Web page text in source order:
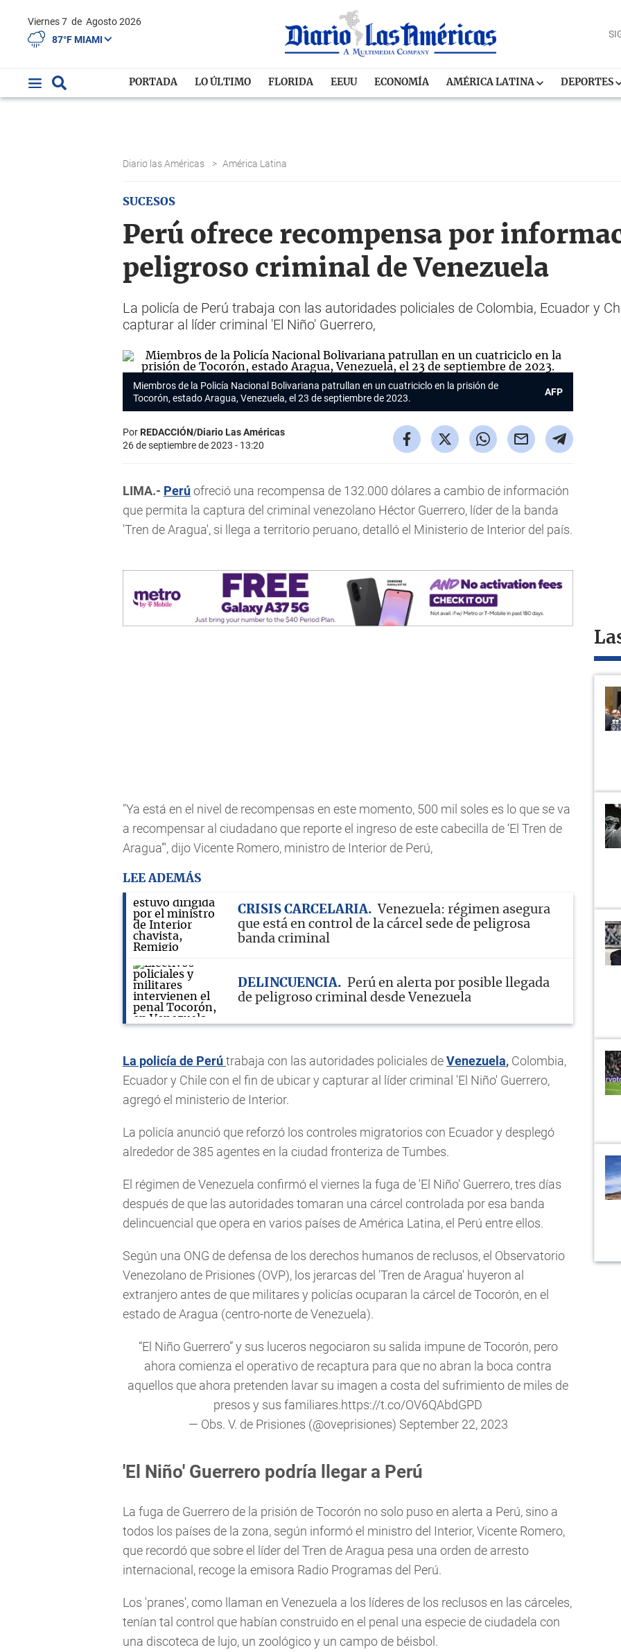
Viernes 7 de Agosto 2026
87°F MIAMI
PORTADA LO ÚLTIMO FLORIDA EEUU ECONOMÍA AMÉRICA LATINA DEPORTES
Diario las Américas > América Latina
SUCESOS
Perú ofrece recompensa por
peligroso criminal de Venezuela
La policía de Perú trabaja con las autoridades policiales de Colombia, Ecuador y
capturar al líder criminal 'El Niño' Guerrero,
Miembros de la Policía Nacional Bolivariana patrullan en un cuatriciclo en la prisión de
Tocorón, estado Aragua, Venezuela, el 23 de septiembre de 2023.
AFP
PorREDACCIÓN/Diario Las Américas
26 de septiembre de 2023 - 13:20
LIMA.- Perúofreció una recompensa de 132.000 dólares a cambio de información
que permita la captura del criminal venezolano Héctor Guerrero, líder de la banda
'Tren de Aragua', si llega a territorio peruano, detalló el Ministerio de Interior del país.
"Ya está en el nivel de recompensas en este momento, 500 mil soles es lo que se va
a recompensar al ciudadano que reporte el ingreso de este cabecilla de ‘El Tren de
Aragua’", dijo Vicente Romero, ministro de Interior de Perú,
LEE ADEMÁS
CRISIS CARCELARIA
Venezuela: régimen asegura
que está en control de la cárcel sede de peligrosa
banda criminal
DELINCUENCIA
Perú en alerta por posible llegada
de peligroso criminal desde Venezuela
La policía de Perútrabaja con las autoridades policiales deVenezuela, Colombia,
Ecuador y Chile con el fin de ubicar y capturar al líder criminal 'El Niño' Guerrero,
agregó el ministerio de Interior.
La policía anunció que reforzó los controles migratorios con Ecuador y desplegó
alrededor de 385 agentes en la ciudad fronteriza de Tumbes.
El régimen de Venezuela confirmó el viernes la fuga de 'El Niño' Guerrero, tres días
después de que las autoridades tomaran una cárcel controlada por esa banda
delincuencial que opera en varios países de América Latina, el Perú entre ellos.
Según una ONG de defensa de los derechos humanos de reclusos, el Observatorio
Venezolano de Prisiones (OVP), los jerarcas del 'Tren de Aragua' huyeron al
extranjero antes de que militares y policías ocuparan la cárcel de Tocorón, en el
estado de Aragua (centro-norte de Venezuela).
“El Niño Guerrero” y sus luceros negociaron su salida impune de Tocorón, pero
ahora comienza el operativo de recaptura para que no abran la boca contra
aquellos que ahora pretenden lavar su imagen a costa del sufrimiento de miles de
presos y sus familiares.https://t.co/OV6QAbdGPD
— Obs. V. de Prisiones (@oveprisiones) September 22, 2023
'El Niño' Guerrero podría llegar a Perú
La fuga de Guerrero de la prisión de Tocorón no solo puso en alerta a Perú, sino a
todos los países de la zona, según informó el ministro del Interior, Vicente Romero,
que recordó que sobre el líder del Tren de Aragua pesa una orden de arresto
internacional, recoge la emisora Radio Programas del Perú.
Los 'pranes', como llaman en Venezuela a los líderes de los reclusos en las cárceles,
tenían tal control que habían construido en el penal una especie de ciudadela con
una discoteca de lujo, un zoológico y un campo de béisbol.